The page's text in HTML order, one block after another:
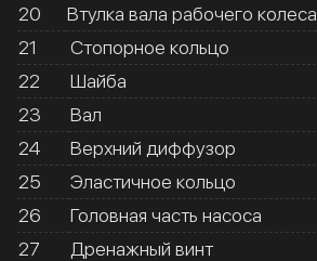
20
Втулка вала рабочего колеса
21
Стопорное кольцо
22
Шайба
23
Вал
24
Верхний диффузор
25
Эластичное кольцо
26
Головная часть насоса
27
Дренажный винт